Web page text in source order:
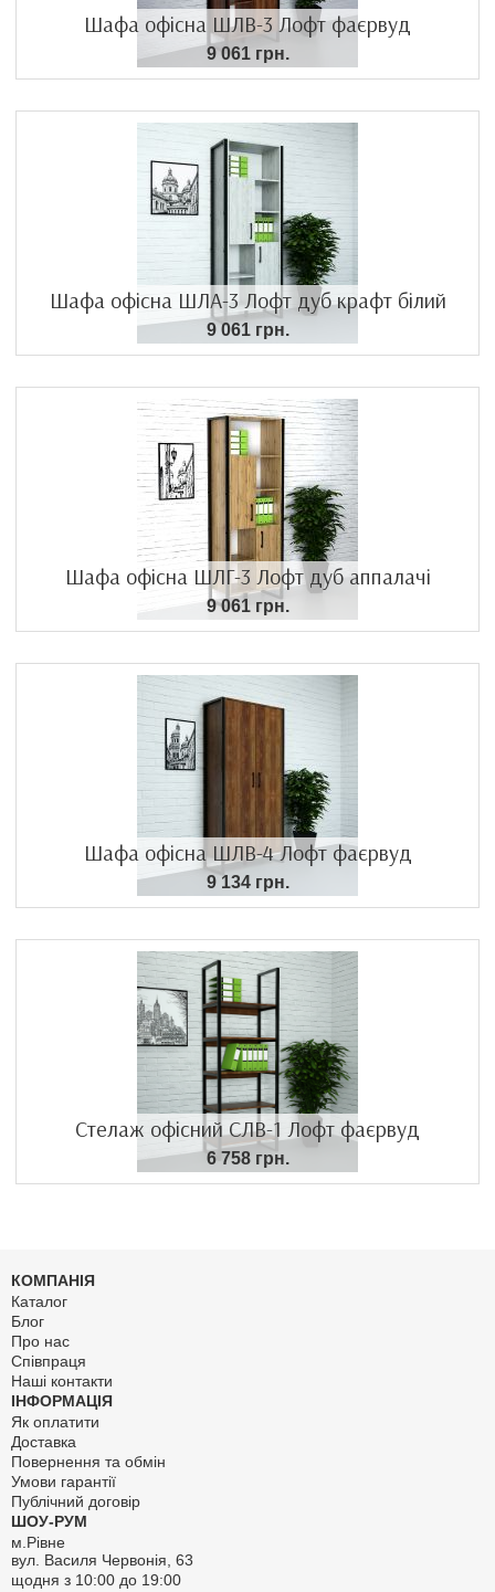
Шафа офісна ШЛВ-3 Лофт фаєрвуд
9 061 грн.
Шафа офісна ШЛА-3 Лофт дуб крафт білий
9 061 грн.
Шафа офісна ШЛГ-3 Лофт дуб аппалачі
9 061 грн.
Шафа офісна ШЛВ-4 Лофт фаєрвуд
9 134 грн.
Стелаж офісний СЛВ-1 Лофт фаєрвуд
6 758 грн.
КОМПАНІЯ
Каталог
Блог
Про нас
Співпраця
Наші контакти
ІНФОРМАЦІЯ
Як оплатити
Доставка
Повернення та обмін
Умови гарантії
Публічний договір
ШОУ-РУМ
м.Рівне
вул. Василя Червонія, 63
щодня з 10:00 до 19:00